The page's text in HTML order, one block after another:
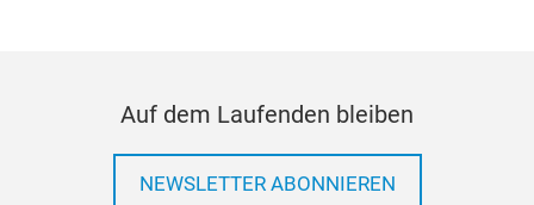
Auf dem Laufenden bleiben
NEWSLETTER ABONNIEREN